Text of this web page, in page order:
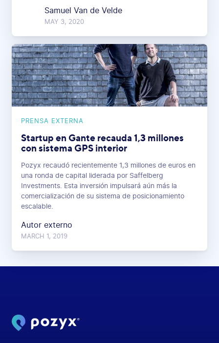
Samuel Van de Velde
MAY 3, 2020
PRENSA EXTERNA
Startup en Gante recauda 1,3 millones
con sistema GPS interior
Pozyx recaudó recientemente 1,3 millones de euros en
una ronda de capital liderada por Saffelberg
Investments. Esta inversión impulsará aún más la
comercialización de su sistema de posicionamiento
escalable.
Autor externo
MARCH 1, 2019